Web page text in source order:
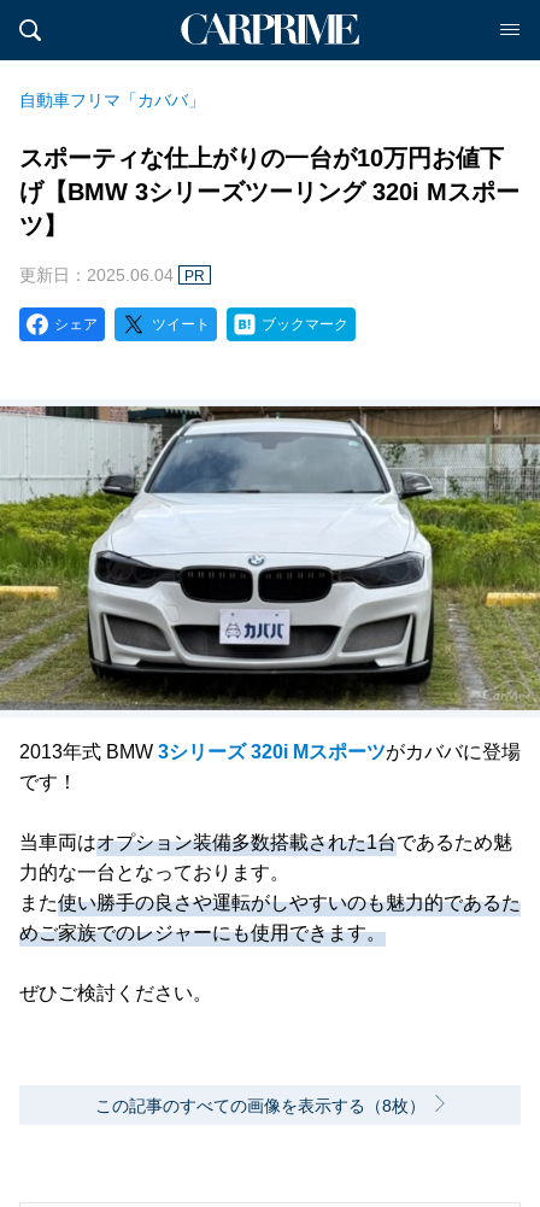
自動車フリマ「カババ」
スポーティな仕上がりの一台が10万円お値下
げ【BMW 3シリーズツーリング 320i Mスポー
ツ】
更新日：2025.06.04 PR
シェア ツイート ブックマーク
2013年式 BMW 3シリーズ 320i Mスポーツがカババに登場
です！
当車両はオプション装備多数搭載された1台であるため魅
力的な一台となっております。
また使い勝手の良さや運転がしやすいのも魅力的であるた
めご家族でのレジャーにも使用できます。
ぜひご検討ください。
この記事のすべての画像を表示する（8枚）